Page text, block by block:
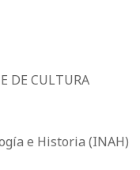
DE CULTURA
e Historia (INAH)